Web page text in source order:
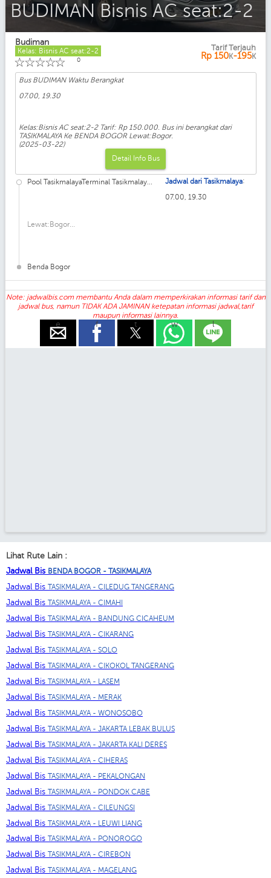
BUDIMAN Bisnis AC seat:2-2
Budiman
Kelas: Bisnis AC seat:2-2
☆
☆
☆
☆
☆ 0
Tarif Terjauh
Rp 150K-195K
Bus BUDIMAN Waktu Berangkat
07.00, 19.30
Kelas:Bisnis AC seat:2-2 Tarif: Rp 150.000. Bus ini berangkat dari
TASIKMALAYA Ke BENDA BOGOR Lewat:Bogor.
(2025-03-22)
Detail Info Bus
Pool TasikmalayaTerminal Tasikmalay...
Lewat:Bogor...
Benda Bogor
Jadwal dari Tasikmalaya:
07.00, 19.30
Note: jadwalbis.com membantu Anda dalam memperkirakan informasi tarif dan
jadwal bus, namun TIDAK ADA JAMINAN ketepatan informasi jadwal,tarif
maupun informasi lainnya.
e f t w l
Lihat Rute Lain :
Jadwal Bis BENDA BOGOR - TASIKMALAYA
Jadwal Bis TASIKMALAYA - CILEDUG TANGERANG
Jadwal Bis TASIKMALAYA - CIMAHI
Jadwal Bis TASIKMALAYA - BANDUNG CICAHEUM
Jadwal Bis TASIKMALAYA - CIKARANG
Jadwal Bis TASIKMALAYA - SOLO
Jadwal Bis TASIKMALAYA - CIKOKOL TANGERANG
Jadwal Bis TASIKMALAYA - LASEM
Jadwal Bis TASIKMALAYA - MERAK
Jadwal Bis TASIKMALAYA - WONOSOBO
Jadwal Bis TASIKMALAYA - JAKARTA LEBAK BULUS
Jadwal Bis TASIKMALAYA - JAKARTA KALI DERES
Jadwal Bis TASIKMALAYA - CIHERAS
Jadwal Bis TASIKMALAYA - PEKALONGAN
Jadwal Bis TASIKMALAYA - PONDOK CABE
Jadwal Bis TASIKMALAYA - CILEUNGSI
Jadwal Bis TASIKMALAYA - LEUWI LIANG
Jadwal Bis TASIKMALAYA - PONOROGO
Jadwal Bis TASIKMALAYA - CIREBON
Jadwal Bis TASIKMALAYA - MAGELANG